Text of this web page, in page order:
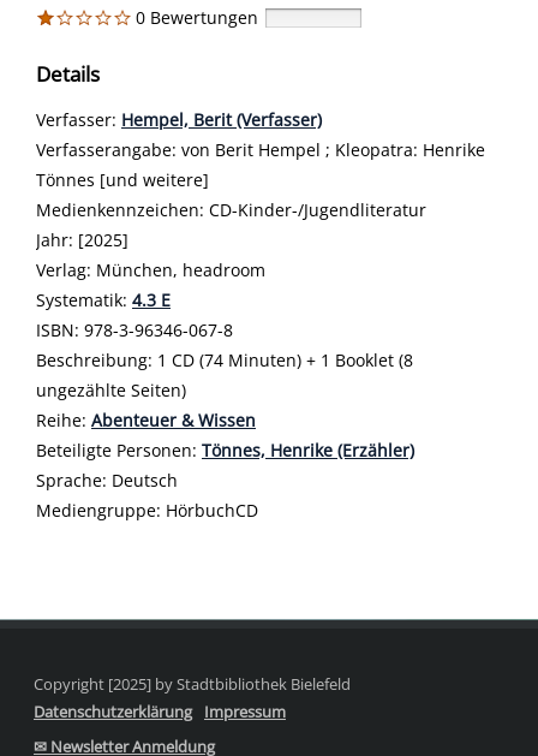
0 Bewertungen
Details
Verfasser: Suche nach diesem Verfasser
Hempel, Berit (Verfasser)
Verfasserangabe: von Berit Hempel ; Kleopatra: Henrike
Tönnes [und weitere]
Medienkennzeichen: CD-Kinder-/Jugendliteratur
Jahr: [2025]
Verlag: München, headroom
opens in new tab
Diesen Link in neuem Tab öffnen
Systematik: Suche nach dieser Systematik
4.3 E
Suche nach diesem Interessenskreis
ISBN: 978-3-96346-067-8
Beschreibung: 1 CD (74 Minuten) + 1 Booklet (8
ungezählte Seiten)
Reihe: Abenteuer & Wissen
Beteiligte Personen: Suche nach dieser Beteiligten Person
Tönnes, Henrike (Erzähler)
Sprache: Deutsch
Mediengruppe: HörbuchCD
Copyright [2025] by Stadtbibliothek Bielefeld
Datenschutzerklärung
Impressum
✉ Newsletter Anmeldung